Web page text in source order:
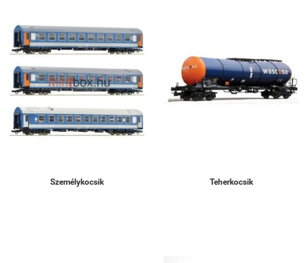
Személykocsik Teherkocsik